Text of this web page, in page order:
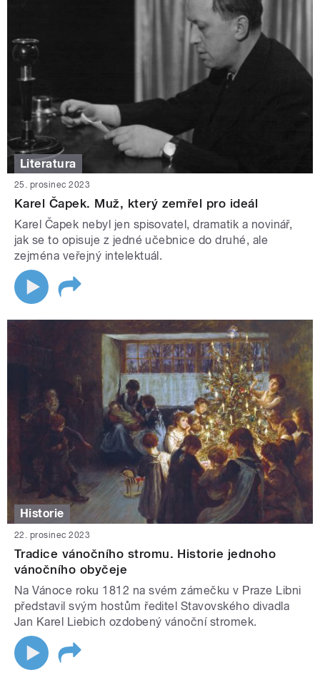
Literatura
25. prosinec 2023
Karel Čapek. Muž, který zemřel pro ideál
Karel Čapek nebyl jen spisovatel, dramatik a novinář,
jak se to opisuje z jedné učebnice do druhé, ale
zejména veřejný intelektuál.
Historie
22. prosinec 2023
Tradice vánočního stromu. Historie jednoho
vánočního obyčeje
Na Vánoce roku 1812 na svém zámečku v Praze Libni
představil svým hostům ředitel Stavovského divadla
Jan Karel Liebich ozdobený vánoční stromek.